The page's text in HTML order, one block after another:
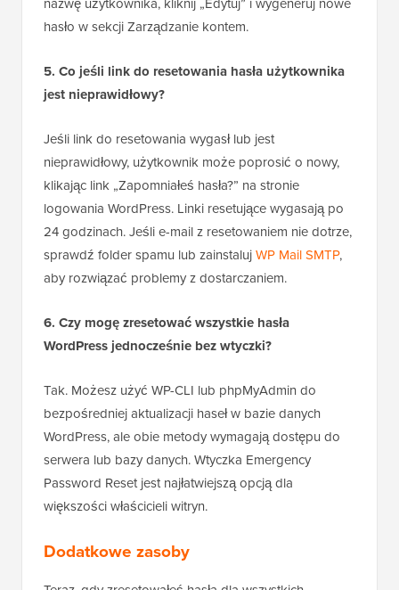
hasło w sekcji Zarządzanie kontem.
5. Co jeśli link do resetowania hasła użytkownika
jest nieprawidłowy?
Jeśli link do resetowania wygasł lub jest
nieprawidłowy, użytkownik może poprosić o nowy,
klikając link „Zapomniałeś hasła?” na stronie
logowania WordPress. Linki resetujące wygasają po
24 godzinach. Jeśli e-mail z resetowaniem nie dotrze,
sprawdź folder spamu lub zainstalujWP Mail SMTP,
aby rozwiązać problemy z dostarczaniem.
6. Czy mogę zresetować wszystkie hasła
WordPress jednocześnie bez wtyczki?
Tak. Możesz użyć WP-CLI lub phpMyAdmin do
bezpośredniej aktualizacji haseł w bazie danych
WordPress, ale obie metody wymagają dostępu do
serwera lub bazy danych. Wtyczka Emergency
Password Reset jest najłatwiejszą opcją dla
większości właścicieli witryn.
Dodatkowe zasoby